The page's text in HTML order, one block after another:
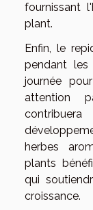
fournissant
plant.
Enfin, le
pendant
journée
attention
herbes
plants
qui
croissance.